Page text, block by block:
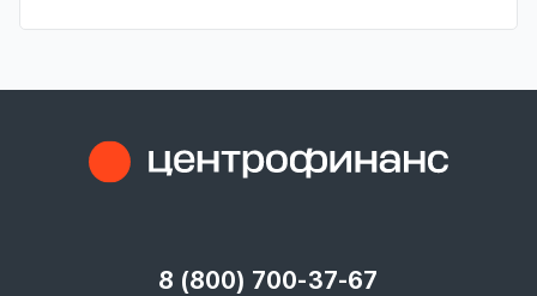
8 (800) 700-37-67